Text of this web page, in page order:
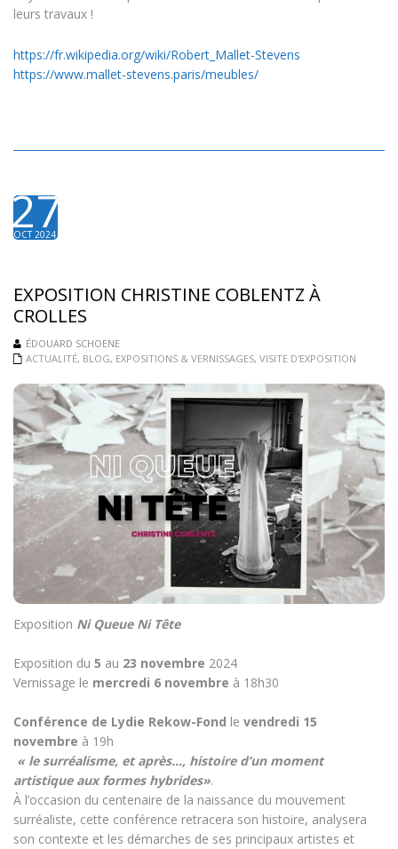
leurs travaux !
https://fr.wikipedia.org/wiki/Robert_Mallet-Stevens
https://www.mallet-stevens.paris/meubles/
27
OCT 2024
EXPOSITION CHRISTINE COBLENTZ À
CROLLES
ÉDOUARD SCHOENE
ACTUALITÉ, BLOG, EXPOSITIONS & VERNISSAGES, VISITE D'EXPOSITION
Exposition Ni Queue Ni Tête
Exposition du 5 au 23 novembre 2024
Vernissage le mercredi 6 novembre à 18h30
Conférence de Lydie Rekow-Fond le vendredi 15
novembre à 19h
« le surréalisme, et après…, histoire d’un moment
artistique aux formes hybrides».
À l’occasion du centenaire de la naissance du mouvement
surréaliste, cette conférence retracera son histoire, analysera
son contexte et les démarches de ses principaux artistes et